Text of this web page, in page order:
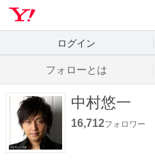
ログイン
フォローとは
中村悠一
16,712フォロワー